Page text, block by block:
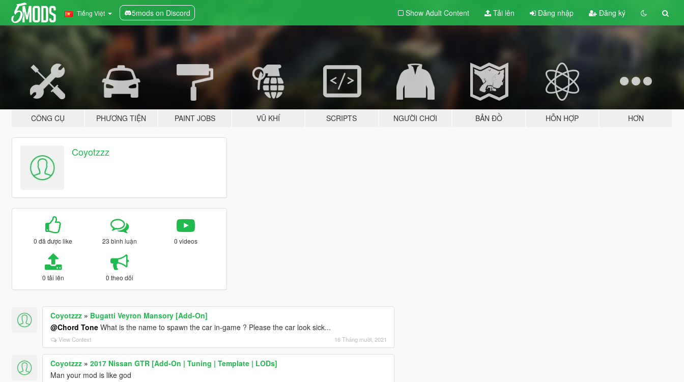
Tiếng Việt 5mods on Discord Show Adult Content Tải lên Đăng nhập Đăng ký
CÔNG CỤ PHƯƠNG TIỆN PAINT JOBS VŨ KHÍ SCRIPTS NGƯỜI CHƠI BẢN ĐỒ HỖN HỢP HƠN
Coyotzzz
0 đã được like 23 bình luận 0 videos
0 tải lên 0 theo dõi
Coyotzzz» Bugatti Veyron Mansory [Add-On]
@Chord ToneWhat is the name to spawn the car in-game ? Please the car look sick...
View Context 16 Tháng mười, 2021
Coyotzzz» 2017 Nissan GTR [Add-On | Tuning | Template | LODs]
Man your mod is like god